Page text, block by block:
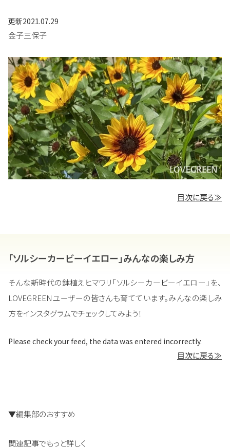
更新2021.07.29
金子三保子
目次に戻る≫
「ソルシーカービーイエロー」みんなの楽しみ方
そんな新時代の鉢植えヒマワリ「ソルシーカービーイエロー」を、
LOVEGREENユーザーの皆さんも育てています。みんなの楽しみ
方をインスタグラムでチェックしてみよう！
Please check your feed, the data was entered incorrectly.
目次に戻る≫
▼編集部のおすすめ
関連記事でもっと詳しく